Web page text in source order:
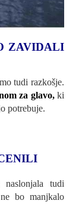
ZAVIDALI
tudi razkošje.
za glavo, ki
potrebuje.
tudi
bo manjkalo